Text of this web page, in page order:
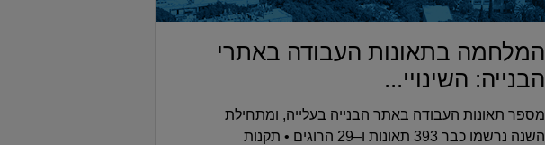
המלחמה בתאונות העבודה באתרי
הבנייה: השינויי...
מספר תאונות העבודה באתר הבנייה בעלייה, ומתחילת
השנה נרשמו כבר 393 תאונות ו–29 הרוגים • תקנות